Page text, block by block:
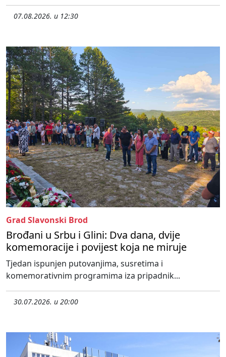
07.08.2026. u 12:30
Grad Slavonski Brod
Brođani u Srbu i Glini: Dva dana, dvije
komemoracije i povijest koja ne miruje
Tjedan ispunjen putovanjima, susretima i
komemorativnim programima iza pripadnik...
30.07.2026. u 20:00